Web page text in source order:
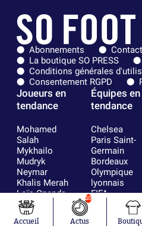
Abonnements
La boutique SO PRESS
Conditions générales
Consentement RGPD
Joueurs en
tendance
Mohamed
Salah
Mykhailo
Mudryk
Neymar
Khalis Merah
Loïs Openda
Moussa
Niakhaté
Nicolás
Équipes en
tendance
Chelsea
Paris Saint-
Germain
Bordeaux
Olympique
lyonnais
FIFA
Real Madrid
RC Strasbourg
AC Milan
Accueil
10
Actus